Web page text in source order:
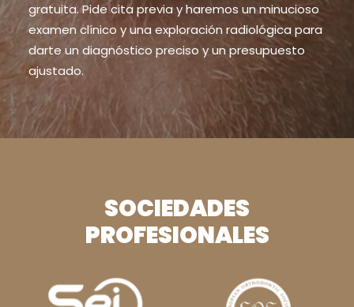
gratuita. Pide cita previa y haremos un minucioso
examen clínico y una exploración radiológica para
darte un diagnóstico preciso y un presupuesto
ajustado.
SOCIEDADES
PROFESIONALES